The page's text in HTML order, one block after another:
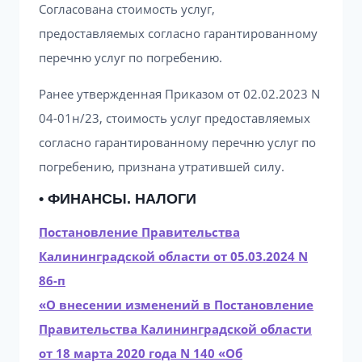
Согласована стоимость услуг,
предоставляемых согласно гарантированному
перечню услуг по погребению.
Ранее утвержденная Приказом от 02.02.2023 N
04-01н/23, стоимость услуг предоставляемых
согласно гарантированному перечню услуг по
погребению, признана утратившей силу.
• ФИНАНСЫ. НАЛОГИ
Постановление Правительства
Калининградской области от 05.03.2024 N
86-п
«О внесении изменений в Постановление
Правительства Калининградской области
от 18 марта 2020 года N 140 «Об